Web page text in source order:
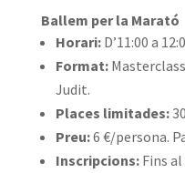
Ballem per la Marató
Horari: D’11:00 a
Format:Masterclass
Judit.
Places limitades:
Preu:6 €/persona.
Inscripcions:Fins al